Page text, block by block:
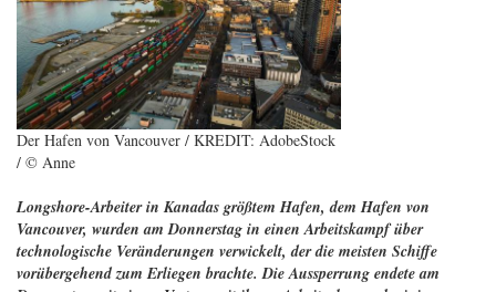
Der Hafen von Vancouver / KREDIT: AdobeStock
/ © Anne
Longshore-Arbeiter in Kanadas größtem Hafen, dem Hafen von
Vancouver, wurden am Donnerstag in einen Arbeitskampf über
technologische Veränderungen verwickelt, der die meisten Schiffe
vorübergehend zum Erliegen brachte. Die Aussperrung endete am